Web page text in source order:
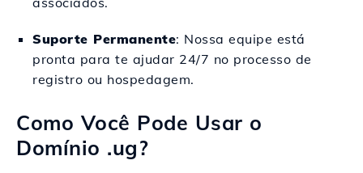
Suporte Permanente: Nossa equipe está
pronta para te ajudar 24/7 no processo de
registro ou hospedagem.
Como Você Pode Usar o
Domínio .ug?